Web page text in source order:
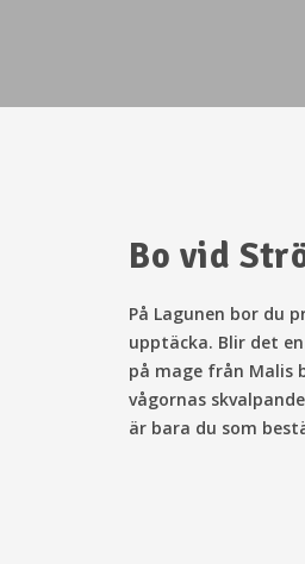
Bo vid
På Lagunen bor du
upptäcka. Blir det
på mage från Malis
vågornas
är bara du som